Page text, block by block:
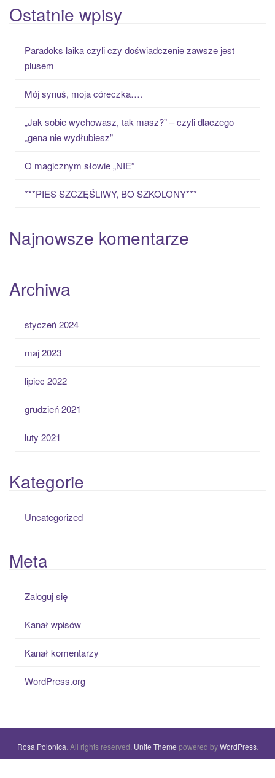
a
r
Ostatnie wpisy
Paradoks laika czyli czy doświadczenie zawsze jest
plusem
Mój synuś, moja córeczka….
„Jak sobie wychowasz, tak masz?” – czyli dlaczego
„gena nie wydłubiesz”
O magicznym słowie „NIE”
***PIES SZCZĘŚLIWY, BO SZKOLONY***
Najnowsze komentarze
Archiwa
styczeń 2024
maj 2023
lipiec 2022
grudzień 2021
luty 2021
Kategorie
Uncategorized
Meta
Zaloguj się
Kanał wpisów
Kanał komentarzy
WordPress.org
Rosa Polonica . All rights reserved. Unite Theme powered byWordPress.